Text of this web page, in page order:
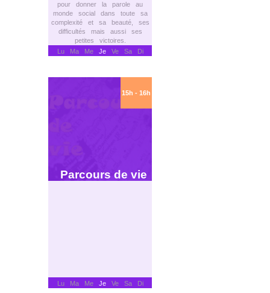
pour donner la parole au
monde social dans toute sa
complexité et sa beauté, ses
difficultés mais aussi ses
petites victoires.
Lu Ma Me JeVe Sa Di
15h - 16h
Parcours de vie
Lu Ma Me JeVe Sa Di